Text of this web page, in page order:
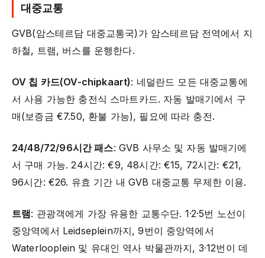
대중교통
GVB(암스테르담 대중교통국)가 암스테르담 전역에서 지
하철, 트램, 버스를 운행한다.
OV 칩 카드(OV-chipkaart): 네덜란드 모든 대중교통에
서 사용 가능한 충전식 스마트카드. 자동 발매기에서 구
매(보증금 €7.50, 환불 가능), 필요에 따라 충전.
24/48/72/96시간 패스: GVB 사무소 및 자동 발매기에
서 구매 가능. 24시간: €9, 48시간: €15, 72시간: €21,
96시간: €26. 유효 기간 내 GVB 대중교통 무제한 이용.
트램: 관광객에게 가장 유용한 교통수단. 1·2·5번 노선이
중앙역에서 Leidseplein까지, 9번이 중앙역에서
Waterlooplein 및 유대인 역사 박물관까지, 3·12번이 데